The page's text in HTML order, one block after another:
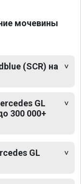
мочевины
(SCR) на
GL
300 000+
GL